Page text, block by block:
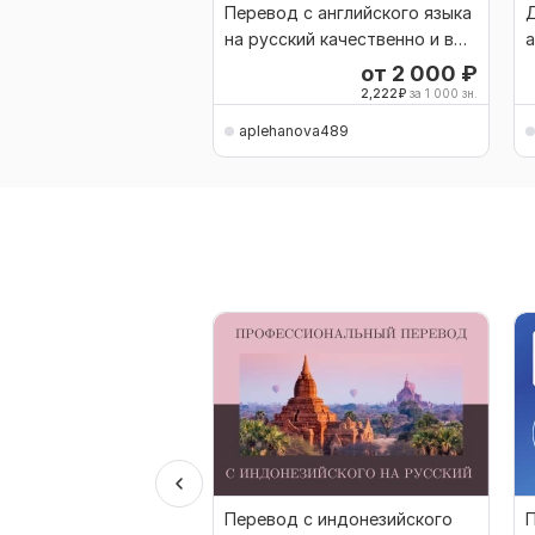
Перевод с английского языка
на русский качественно и в
от 2 000 ₽
2,222₽ за 1 000 зн.
aplehanova489
Перевод с индонезийского